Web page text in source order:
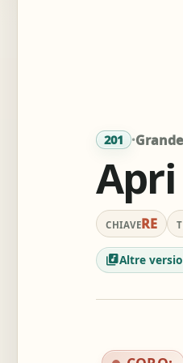
201 ·
CHIAVERE
library_musicAltre